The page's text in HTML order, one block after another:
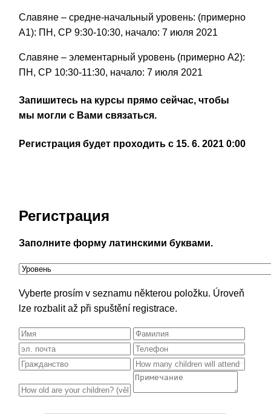
Славяне – средне-начальный уровень: (примерно
A1): ПН СР 9:30-10:30, начало: 7 июля 2021
Славяне– элементарный уровень (примерно A2):
ПН, СР 10:30-11:30, начало: 7 июля 2021
Запишитесь на курсы прямо сейчас, чтобы
мы могли с Вами связаться.
Регистрация будет проходить с 15. 6. 2021 0:00
Регистрация
Заполните форму латинскими буквами.
Vyberte prosím v seznamu některou položku. Úroveň
lze rozbalit až při spuštění registrace.